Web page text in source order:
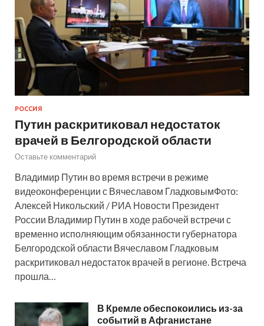
РОССИЯ
Путин раскритиковал недостаток
врачей в Белгородской области
Оставьте комментарий
Владимир Путин во время встречи в режиме
видеоконференции с Вячеславом ГладковымФото:
Алексей Никольский / РИА Новости Президент
России Владимир Путин в ходе рабочей встречи с
временно исполняющим обязанности губернатора
Белгородской области Вячеславом Гладковым
раскритиковал недостаток врачей в регионе. Встреча
прошла…
В Кремле обеспокоились из-за
событий в Афганистане